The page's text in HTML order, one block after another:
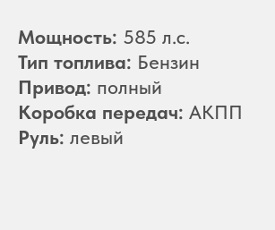
Мощность: 585 л.с.
Тип топлива: Бензин
Привод: полный
Коробка передач: АКПП
Руль: левый